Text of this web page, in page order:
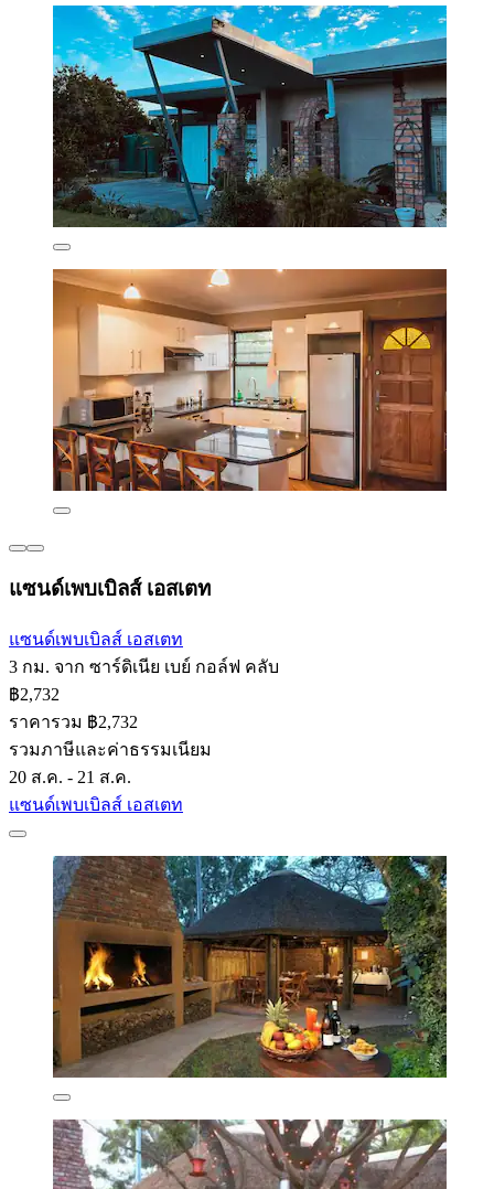
แซนด์เพบเบิลส์ เอสเตท
แซนด์เพบเบิลส์ เอสเตท
3 กม. จาก ซาร์ดิเนีย เบย์ กอล์ฟ คลับ
฿2,732
ราคารวม ฿2,732
รวมภาษีและค่าธรรมเนียม
20 ส.ค. - 21 ส.ค.
แซนด์เพบเบิลส์ เอสเตท